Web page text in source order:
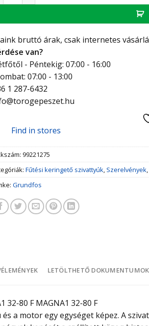
bruttó árak, csak internetes
van?
- Péntekig: 07:00 - 16:00
07:00 - 13:00
1 287-6432
Find in stores
99221275
Fűtési keringető szivattyúk, Szerelvények,
Grundfos
LETÖLTHETŐ DOKUMENTUMOK
80 F MAGNA1 32-80 F
a motor egy egységet képez. A